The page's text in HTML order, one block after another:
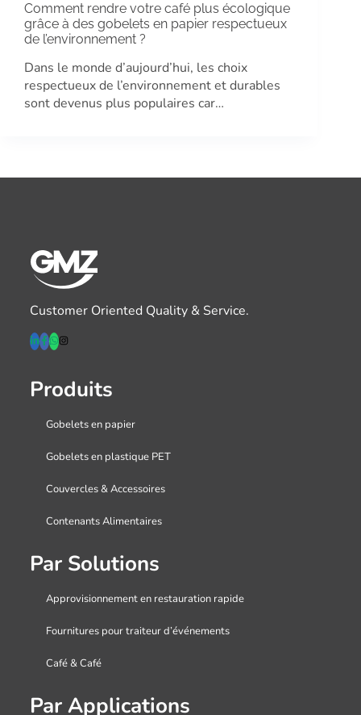
Comment rendre votre café plus écologique
grâce à des gobelets en papier respectueux
de l’environnement ?
Dans le monde d’aujourd’hui, les choix
respectueux de l’environnement et durables
sont devenus plus populaires car…
Customer Oriented Quality & Service.
Produits
Gobelets en papier
Gobelets en plastique PET
Couvercles & Accessoires
Contenants Alimentaires
Par Solutions
Approvisionnement en restauration rapide
Fournitures pour traiteur d’événements
Café & Café
Par Applications